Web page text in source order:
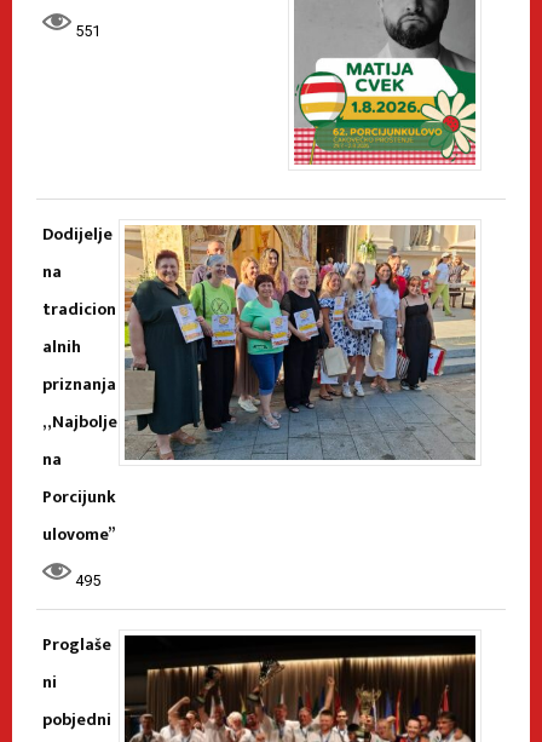
551
Dodijelje
na
tradicion
alnih
priznanja
„Najbolje
na
Porcijunk
ulovome”
495
Proglaše
ni
pobjedni